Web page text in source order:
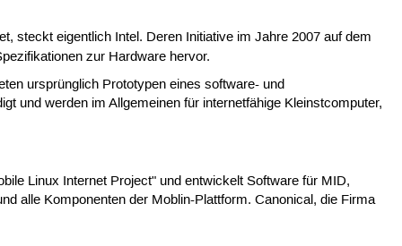
steckt eigentlich Intel. Deren Initiative im Jahre 2007 auf dem
zur Hardware hervor.
ursprünglich Prototypen eines software- und
und werden im Allgemeinen für internetfähige Kleinstcomputer,
Linux Internet Project" und entwickelt Software für MID,
alle Komponenten der Moblin-Plattform. Canonical, die Firma